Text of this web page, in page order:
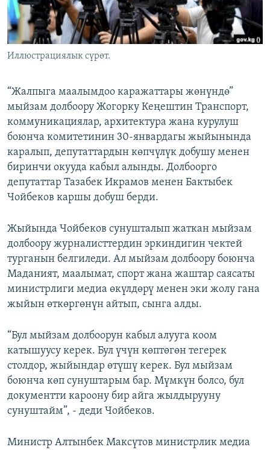
Иллюстрациялык сүрөт.
“Жалпыга маалымдоо каражаттары жөнүндө”
мыйзам долбоору Жогорку Кеңештин Транспорт,
коммуникациялар, архитектура жана курулуш
боюнча комитетинин 30-январдагы жыйынында
каралып, депутаттардын көпчүлүк добушу менен
биринчи окууда кабыл алынды. Долбоорго
депутаттар Тазабек Икрамов менен Бактыбек
Чойбеков каршы добуш берди.
Жыйында Чойбеков сунушталып жаткан мыйзам
долбоору журналисттердин эркиндигин чектей
турганын белгиледи. Ал мыйзам долбоору боюнча
Маданият, маалымат, спорт жана жаштар саясаты
министрлиги медиа өкүлдөрү менен эки жолу гана
жыйын өткөргөнүн айтып, сынга алды.
“Бул мыйзам долбоорун кабыл алууга коом
катышуусу керек. Бул үчүн көптөгөн тегерек
столдор, жыйындар өтүшү керек. Бул мыйзам
боюнча көп сунуштарым бар. Мүмкүн болсо, бул
документти кароону бир айга жылдырууну
сунуштайм”, - деди Чойбеков.
Министр Алтынбек Максүтов министрлик медиа